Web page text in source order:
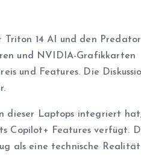
14 AI und den
und NVIDIA-Grafikkarten
und Features. Die
dieser Laptops integriert hat,
Copilot+ Features verfügt.
als eine technische Realität